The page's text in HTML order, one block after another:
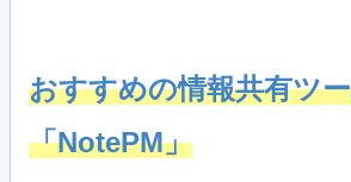
おすすめの情報共有ツ
「NotePM」